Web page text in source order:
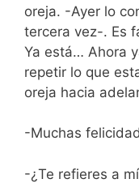
oreja. -Ayer lo
tercera vez-. Es
Ya está… Ahora
repetir lo que
oreja hacia
-Muchas
-¿Te refieres a